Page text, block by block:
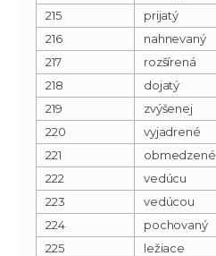
215
prijatý
216
nahnevaný
217
rozšírená
218
dojatý
219
zvýšenej
220
vyjadrené
221
obmedzené
222
vedúcu
223
vedúcou
224
pochovaný
225
ležiace